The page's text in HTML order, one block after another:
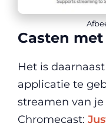
Casten
Het is
applicatie te
streamen van
Chromecast: